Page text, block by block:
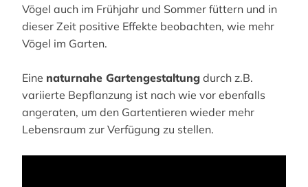
Vögel auch im Frühjahr und Sommer füttern und in
dieser Zeit positive Effekte beobachten, wie mehr
Vögel im Garten.
Eine naturnahe Gartengestaltung durch z.B.
variierte Bepflanzung ist nach wie vor ebenfalls
angeraten, um den Gartentieren wieder mehr
Lebensraum zur Verfügung zu stellen.